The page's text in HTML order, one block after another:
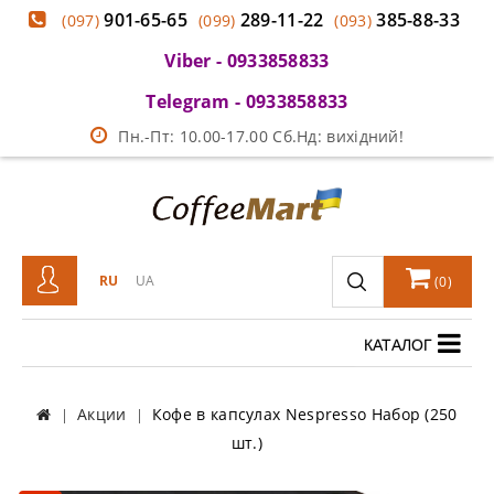
(097)901-65-65 (099) 289-11-22 (093)385-88-33
Viber - 0933858833
Telegram - 0933858833
Пн.-Пт: 10.00-17.00 Сб.Нд: вихідний!
RU UA (0)
КАТАЛОГ
Акции
Кофе в капсулах Nespresso Набор (250
шт.)